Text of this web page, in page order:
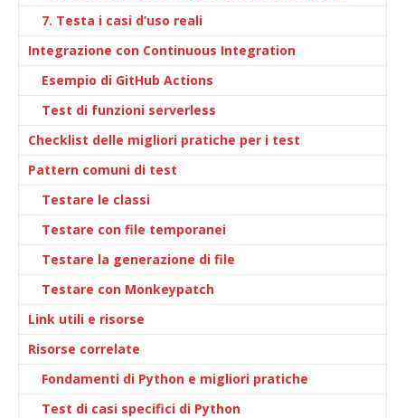
7. Testa i casi d’uso reali
Integrazione con Continuous Integration
Esempio di GitHub Actions
Test di funzioni serverless
Checklist delle migliori pratiche per i test
Pattern comuni di test
Testare le classi
Testare con file temporanei
Testare la generazione di file
Testare con Monkeypatch
Link utili e risorse
Risorse correlate
Fondamenti di Python e migliori pratiche
Test di casi specifici di Python